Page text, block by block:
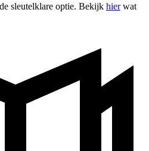
sleutelklare optie. Bekijk hierwat